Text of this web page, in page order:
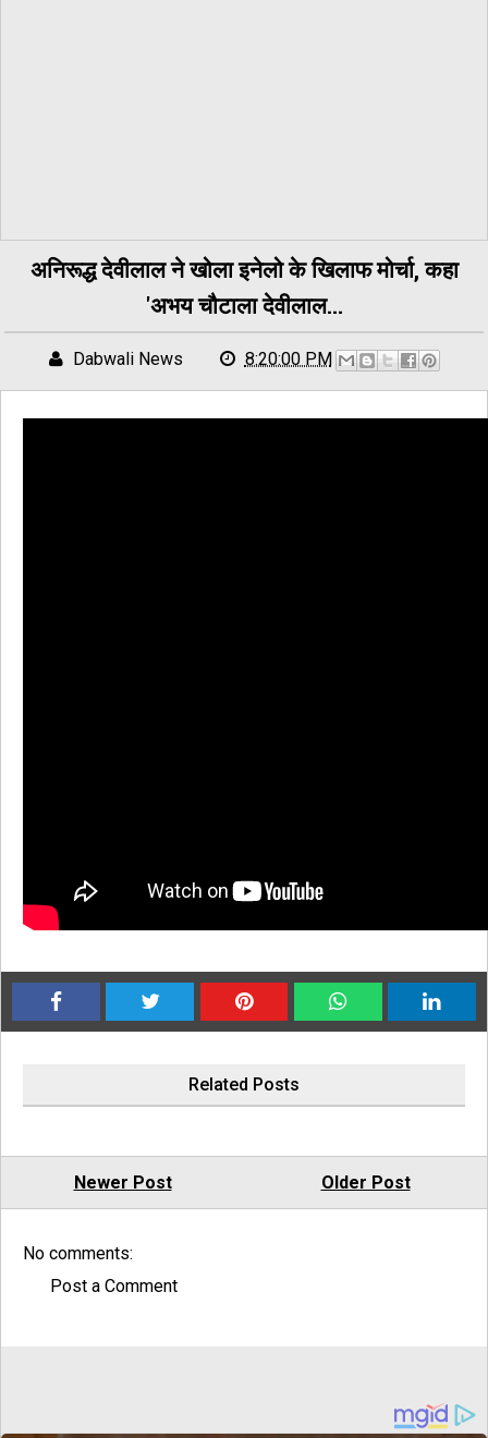
अनिरूद्ध देवीलाल ने खोला इनेलो के खिलाफ मोर्चा, कहा
'अभय चौटाला देवीलाल...
Dabwali News 8:20:00 PM
Related Posts
Newer Post Older Post
No comments:
Post a Comment